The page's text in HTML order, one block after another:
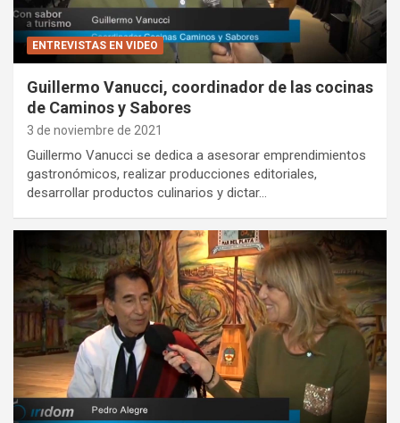
ENTREVISTAS EN VIDEO
Guillermo Vanucci, coordinador de las cocinas
de Caminos y Sabores
3 de noviembre de 2021
Guillermo Vanucci se dedica a asesorar emprendimientos
gastronómicos, realizar producciones editoriales,
desarrollar productos culinarios y dictar…